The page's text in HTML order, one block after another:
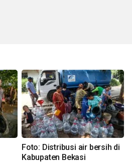
Foto: Distribusi air bersih di
Kabupaten Bekasi